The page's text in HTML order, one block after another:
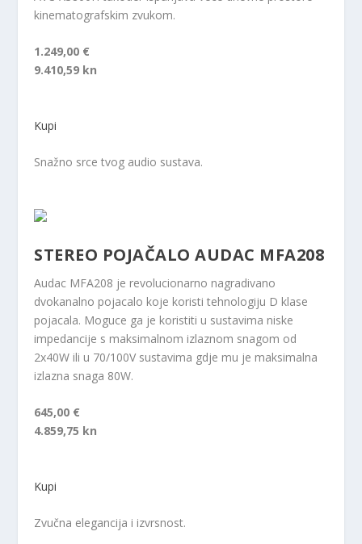
kinematografskim zvukom.
1.249,00 €
9.410,59 kn
Kupi
Snažno srce tvog audio sustava.
STEREO POJAČALO AUDAC MFA208
Audac MFA208 je revolucionarno nagradivano
dvokanalno pojacalo koje koristi tehnologiju D klase
pojacala. Moguce ga je koristiti u sustavima niske
impedancije s maksimalnom izlaznom snagom od
2x40W ili u 70/100V sustavima gdje mu je maksimalna
izlazna snaga 80W.
645,00 €
4.859,75 kn
Kupi
Zvučna elegancija i izvrsnost.